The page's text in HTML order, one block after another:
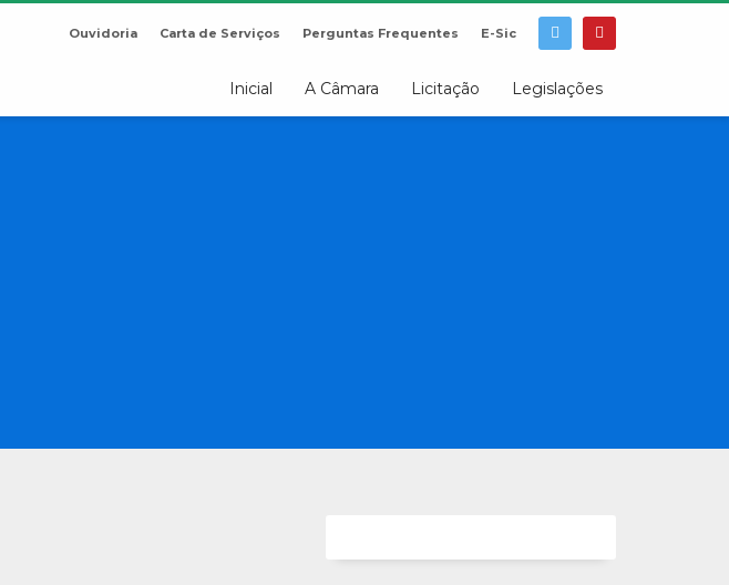
Ouvidoria Carta de Serviços Perguntas Frequentes E-Sic
Inicial A Câmara Licitação Legislações